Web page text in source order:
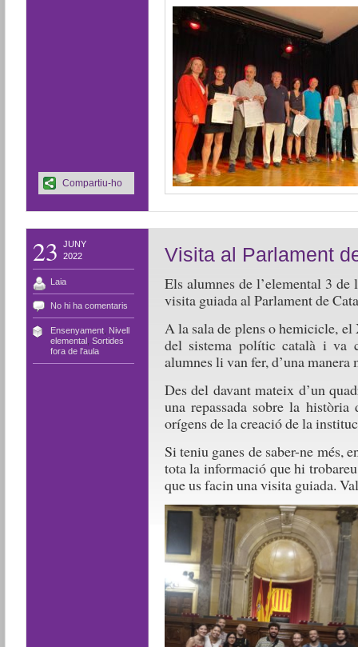
Compartiu-ho
23
JUNY
2022
Laia
No hi ha comentaris
Ensenyament, Nivell
elemental, Sortides
fora de l'aula
Visita al Parlament
Els alumnes de l’elemental 3
visita guiada al Parlament de
A la sala de plens o hemicicle,
del sistema polític català i va
alumnes li van fer, d’una
Des del davant mateix d’un
una repassada sobre la
orígens de la creació de la
Si teniu ganes de saber-ne més,
tota la informació que hi
que us facin una visita guiada.